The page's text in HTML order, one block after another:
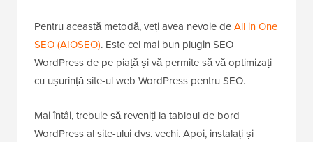
Pentru această metodă, veți avea nevoie deAll in One
SEO (AIOSEO). Este cel mai bun plugin SEO
WordPress de pe piață și vă permite să vă optimizați
cu ușurință site-ul web WordPress pentru SEO.
Mai întâi, trebuie să reveniți la tabloul de bord
WordPress al site-ului dvs. vechi. Apoi, instalați și